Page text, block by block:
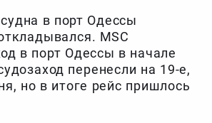
в порт Одессы
MSC
в порт Одессы в начале
перенесли на 19-е,
но в итоге рейс пришлось